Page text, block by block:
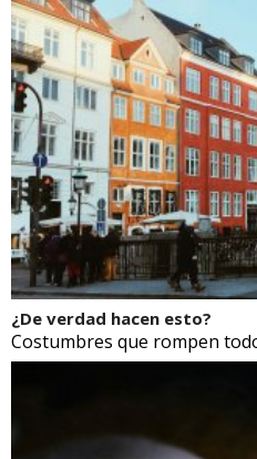
¿De verdad hacen esto?
Costumbres que rompen